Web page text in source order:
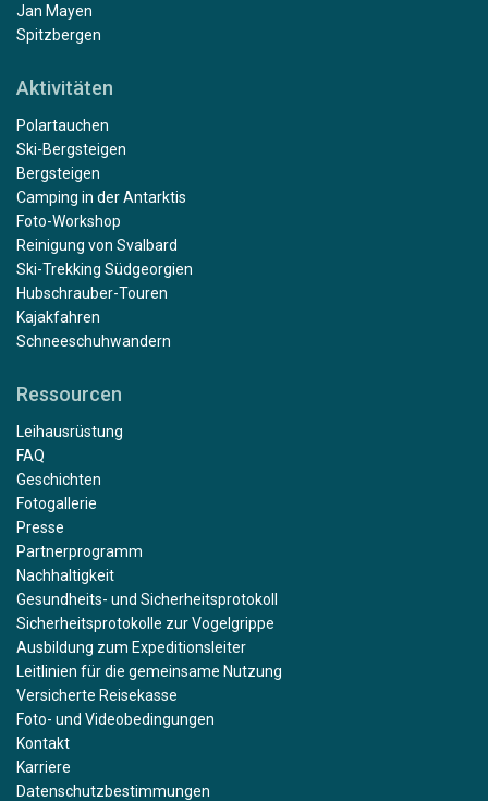
Jan Mayen
Spitzbergen
Aktivitäten
Polartauchen
Ski-Bergsteigen
Bergsteigen
Camping in der Antarktis
Foto-Workshop
Reinigung von Svalbard
Ski-Trekking Südgeorgien
Hubschrauber-Touren
Kajakfahren
Schneeschuhwandern
Ressourcen
Leihausrüstung
FAQ
Geschichten
Fotogallerie
Presse
Partnerprogramm
Nachhaltigkeit
Gesundheits- und Sicherheitsprotokoll
Sicherheitsprotokolle zur Vogelgrippe
Ausbildung zum Expeditionsleiter
Leitlinien für die gemeinsame Nutzung
Versicherte Reisekasse
Foto- und Videobedingungen
Kontakt
Karriere
Datenschutzbestimmungen